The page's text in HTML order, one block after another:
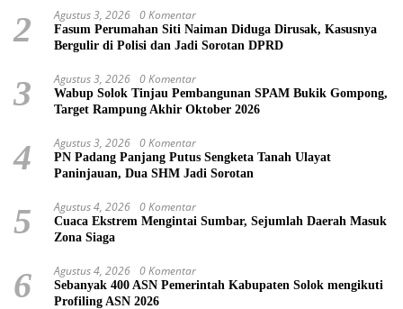
2 Agustus 3, 2026 0 Komentar
Fasum Perumahan Siti Naiman Diduga Dirusak, Kasusnya
Bergulir di Polisi dan Jadi Sorotan DPRD
3 Agustus 3, 2026 0 Komentar
Wabup Solok Tinjau Pembangunan SPAM Bukik Gompong,
Target Rampung Akhir Oktober 2026
4 Agustus 3, 2026 0 Komentar
PN Padang Panjang Putus Sengketa Tanah Ulayat
Paninjauan, Dua SHM Jadi Sorotan
5 Agustus 4, 2026 0 Komentar
Cuaca Ekstrem Mengintai Sumbar, Sejumlah Daerah Masuk
Zona Siaga
6 Agustus 4, 2026 0 Komentar
Sebanyak 400 ASN Pemerintah Kabupaten Solok mengikuti
Profiling ASN 2026